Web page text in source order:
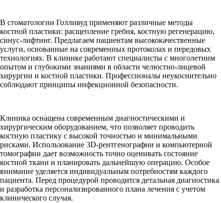
В стоматологии Голливуд применяют различные методы
костной пластики: расщепление гребня, костную регенерацию,
синус-лифтинг. Предлагаем пациентам высококачественные
услуги, основанные на современных протоколах и передовых
технологиях. В клинике работают специалисты с многолетним
опытом и глубокими знаниями в области челюстно-лицевой
хирургии и костной пластики. Профессионалы неукоснительно
соблюдают принципы инфекционной безопасности.
Клиника оснащена современным диагностическими и
хирургическим оборудованием, что позволяет проводить
костную пластику с высокой точностью и минимальными
рисками. Использование 3D-рентгенографии и компьютерной
томографии дает возможность точно оценивать состояние
костной ткани и планировать дальнейшую операцию. Особое
внимание уделяется индивидуальным потребностям каждого
пациента. Перед процедурой проводится детальная диагностика
и разработка персонализированного плана лечения с учетом
клинического случая.